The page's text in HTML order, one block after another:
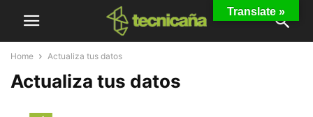
Home Actualiza tus datos
Actualiza tus datos
Translate »